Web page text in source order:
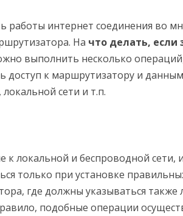
работы интернет соединения во
На что делать, если
выполнить несколько
доступ к маршрутизатору и
сети и т.п.
к локальной и беспроводной сети,
только при установке
где должны указываться также
подобные операции